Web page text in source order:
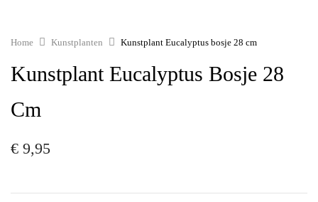
Home Kunstplanten Kunstplant Eucalyptus bosje 28 cm
Kunstplant Eucalyptus Bosje 28
Cm
€ 9,95